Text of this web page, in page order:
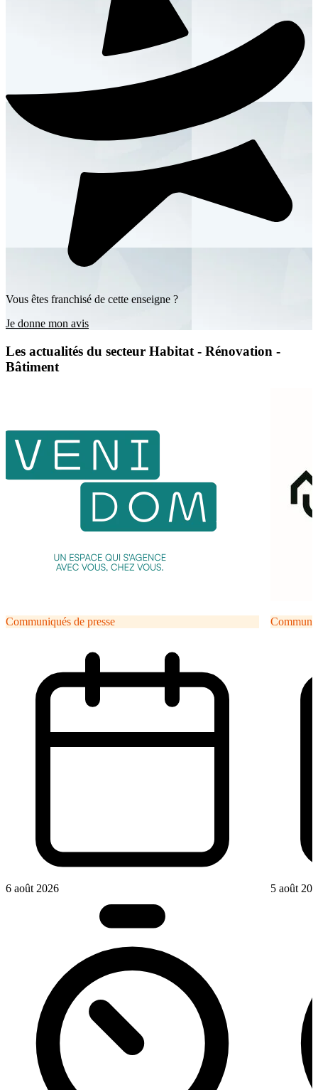
Vous êtes franchisé de cette enseigne ?
Je donne mon avis
Les actualités du secteur Habitat - Rénovation -
Bâtiment
Communiqués de presse
6 août 2026 5 août